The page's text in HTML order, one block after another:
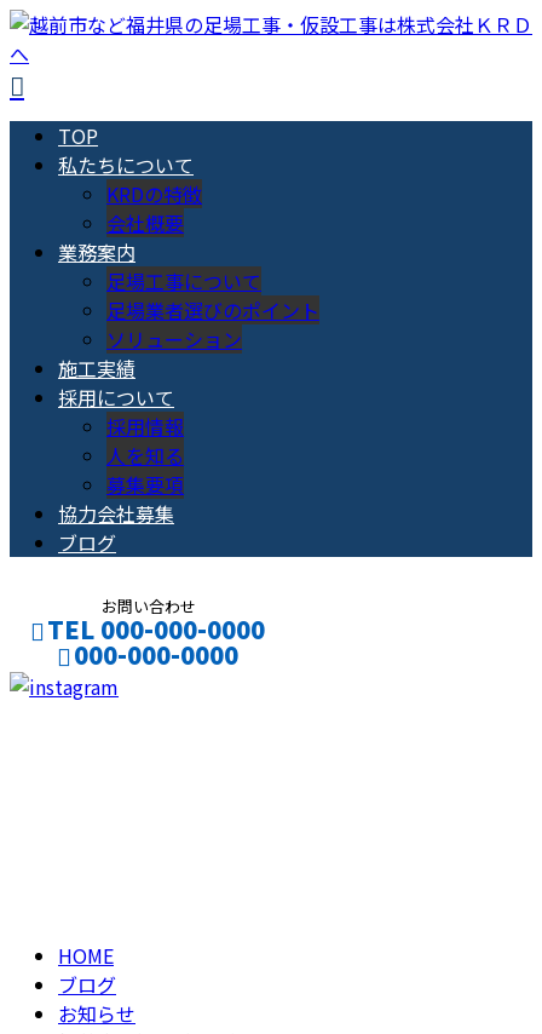
TOP
私たちについて
KRDの特徴
会社概要
業務案内
足場工事について
足場業者選びのポイント
ソリューション
施工実績
採用について
採用情報
人を知る
募集要項
協力会社募集
ブログ
お問い合わせ
TEL 000-000-0000
000-000-0000
HOME
ブログ
お知らせ